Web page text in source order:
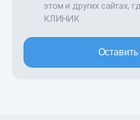
этом и других сайтах,
КЛИНИК